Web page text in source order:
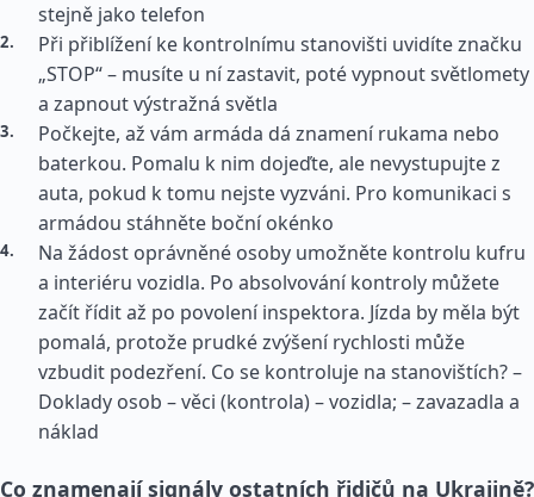
stejně jako telefon
Při přiblížení ke kontrolnímu stanovišti uvidíte značku
„STOP“ – musíte u ní zastavit, poté vypnout světlomety
a zapnout výstražná světla
Počkejte, až vám armáda dá znamení rukama nebo
baterkou. Pomalu k nim dojeďte, ale nevystupujte z
auta, pokud k tomu nejste vyzváni. Pro komunikaci s
armádou stáhněte boční okénko
Na žádost oprávněné osoby umožněte kontrolu kufru
a interiéru vozidla. Po absolvování kontroly můžete
začít řídit až po povolení inspektora. Jízda by měla být
pomalá, protože prudké zvýšení rychlosti může
vzbudit podezření. Co se kontroluje na stanovištích? –
Doklady osob – věci (kontrola) – vozidla; – zavazadla a
náklad
Co znamenají signály ostatních řidičů na Ukrajině?